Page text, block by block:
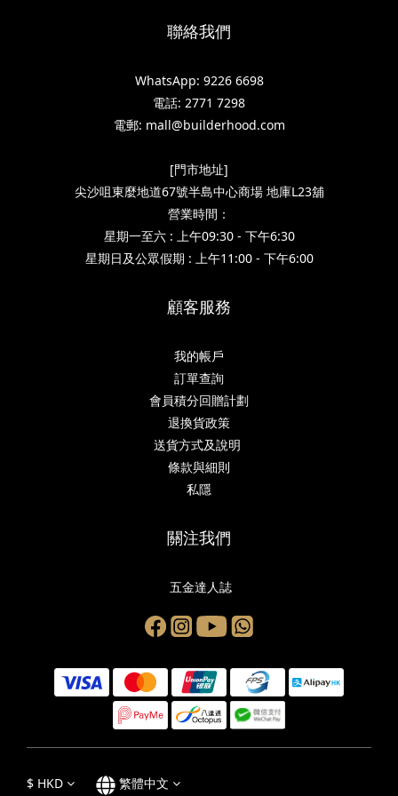
聯絡我們
WhatsApp: 9226 6698
電話: 2771 7298
電郵: mall@builderhood.com
[門市地址]
尖沙咀東麼地道67號半島中心商場 地庫L23舖
營業時間：
星期一至六 : 上午09:30 - 下午6:30
星期日及公眾假期 : 上午11:00 - 下午6:00
顧客服務
我的帳戶
訂單查詢
會員積分回贈計劃
退換貨政策
送貨方式及說明
條款與細則
私隱
關注我們
五金達人誌
$ HKD 繁體中文